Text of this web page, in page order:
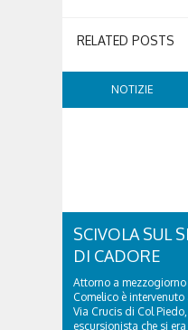
RELATED POSTS
NOTIZIE
SCIVOLA SUL
DI CADORE
Attorno a
Comelico è
Via Crucis di Col
escursionista che si